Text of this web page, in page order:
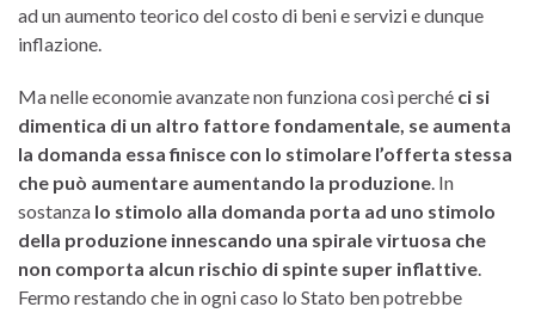
ad un aumento teorico del costo di beni e servizi e dunque
inflazione.
Ma nelle economie avanzate non funziona così perché ci si
dimentica di un altro fattore fondamentale, se aumenta
la domanda essa finisce con lo stimolare l’offerta stessa
che può aumentare aumentando la produzione. In
sostanza lo stimolo alla domanda porta ad uno stimolo
della produzione innescando una spirale virtuosa che
non comporta alcun rischio di spinte super inflattive.
Fermo restando che in ogni caso lo Stato ben potrebbe